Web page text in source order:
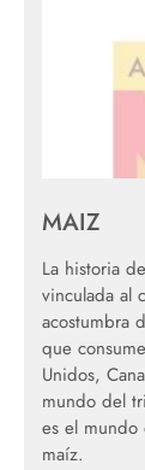
MAIZ
La historia
vinculada al
acostumbra
que
Unidos,
mundo del
es el mundo
maíz.